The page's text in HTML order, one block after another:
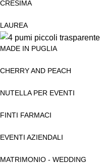
CRESIMA
LAUREA
MADE IN PUGLIA
CHERRY AND PEACH
NUTELLA PER EVENTI
FINTI FARMACI
EVENTI AZIENDALI
MATRIMONIO - WEDDING